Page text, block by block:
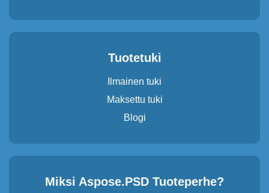
Tuotetuki
Ilmainen tuki
Maksettu tuki
Blogi
Miksi Aspose.PSD Tuoteperhe?